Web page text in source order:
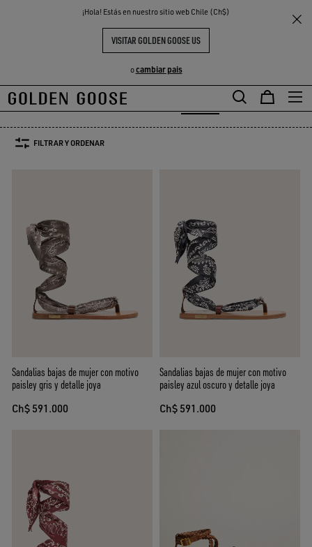
¡Hola! Estás en nuestro sitio web Chile (Ch$)
VISITAR GOLDEN GOOSE US
ocambiar pais
THE
COMMUNITY
Sandalias
SANDALIAS MUJER
y Botines
y Botines
Mocasines & Bailarinas
Mocasines & BailarinasSandalias
Ver Todo
FILTRAR Y ORDENAR
Sandalias bajas de mujer con motivo
paisley gris y detalle joya
Ch$ 591.000
Sandalias bajas de mujer con motivo
paisley azul oscuro y detalle joya
Ch$ 591.000